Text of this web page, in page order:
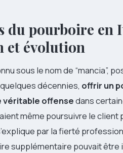
du pourboire en
et évolution
sous le nom de “mancia”,
décennies, offrir un
véritable offensedans
même poursuivre le client
par la fierté
supplémentaire pouvait